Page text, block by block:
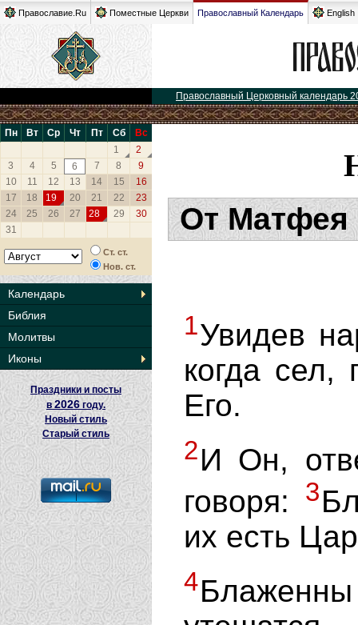
Православие.Ru Поместные Церкви Православный Календарь English
Православный Церковный календарь
Пн Вт Ср Чт Пт Сб
Вс
1
2
3
4 5 6 7 8
9
10
11 12 13 14 15
16
17
18 19 20 21 22
23
24
25 26 27 28 29
30
31
Ст. ст.
Нов. ст.
Календарь
Библия
Молитвы
Иконы
Праздники и посты
в2026 году.
Новый стиль
Старый стиль
От Матфея
1Увидев
когда сел,
Его.
2И Он,
говоря:
3
их есть
4